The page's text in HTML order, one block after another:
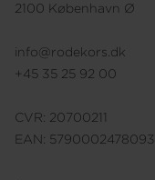
2100 København Ø
info@rodekors.dk
+45 35 25 92 00
CVR: 20700211
EAN: 5790002478093